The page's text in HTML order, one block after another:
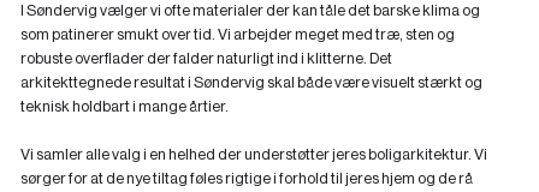
I Søndervig vælger vi ofte materialer der kan tåle det barske klima og
som patinerer smukt over tid. Vi arbejder meget med træ, sten og
robuste overflader der falder naturligt ind i klitterne. Det
arkitekttegnede resultat i Søndervig skal både være visuelt stærkt og
teknisk holdbart i mange årtier.
Vi samler alle valg i en helhed der understøtter jeres boligarkitektur. Vi
sørger for at de nye tiltag føles rigtige i forhold til jeres hjem og de rå